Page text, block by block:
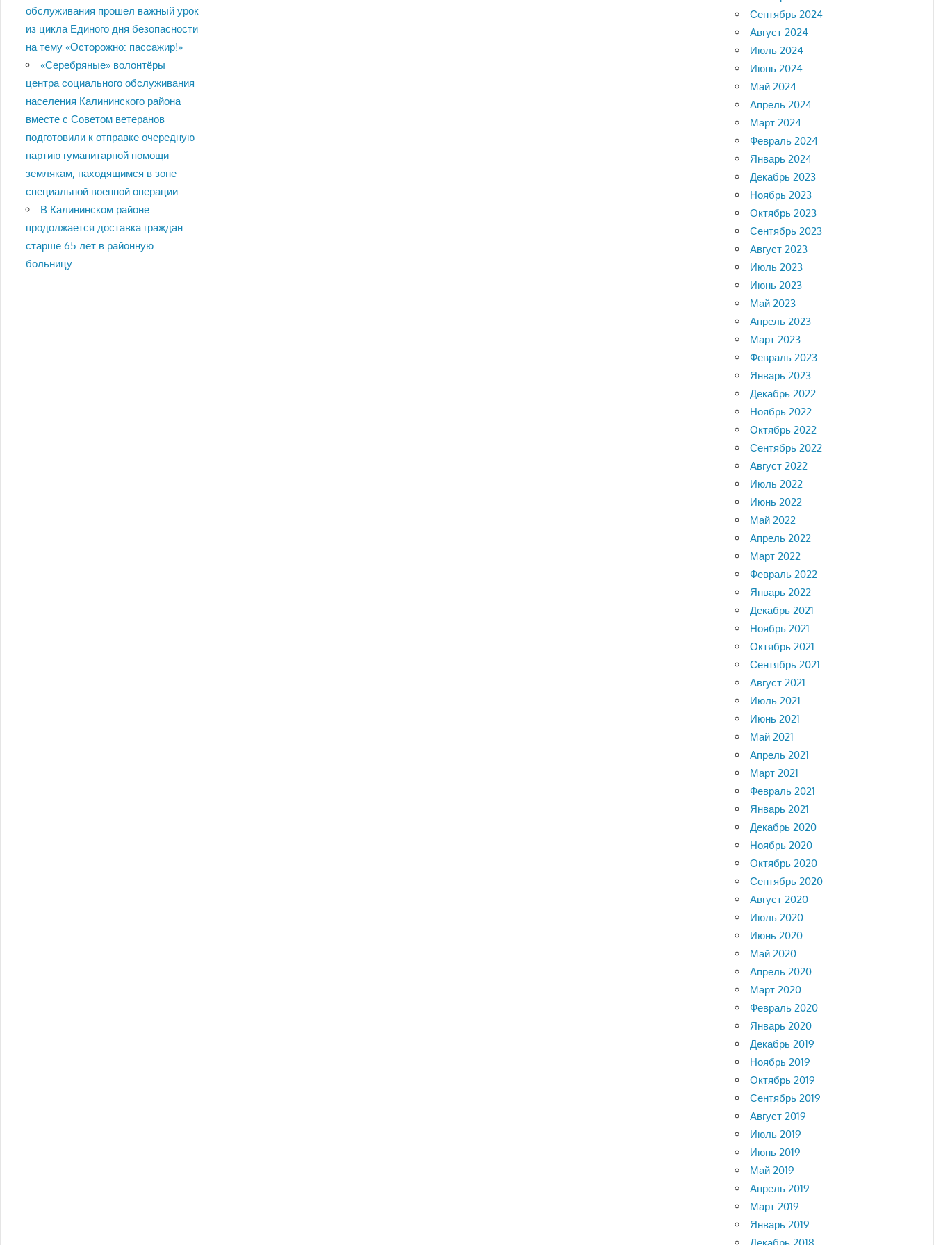
обслуживания прошел важный урок
из цикла Единого дня безопасности
на тему «Осторожно: пассажир!»
«Серебряные» волонтёры
центра социального обслуживания
населения Калининского района
вместе с Советом ветеранов
подготовили к отправке очередную
партию гуманитарной помощи
землякам, находящимся в зоне
специальной военной операции
В Калининском районе
продолжается доставка граждан
старше 65 лет в районную
больницу
Сентябрь 2024
Август 2024
Июль 2024
Июнь 2024
Май 2024
Апрель 2024
Март 2024
Февраль 2024
Январь 2024
Декабрь 2023
Ноябрь 2023
Октябрь 2023
Сентябрь 2023
Август 2023
Июль 2023
Июнь 2023
Май 2023
Апрель 2023
Март 2023
Февраль 2023
Январь 2023
Декабрь 2022
Ноябрь 2022
Октябрь 2022
Сентябрь 2022
Август 2022
Июль 2022
Июнь 2022
Май 2022
Апрель 2022
Март 2022
Февраль 2022
Январь 2022
Декабрь 2021
Ноябрь 2021
Октябрь 2021
Сентябрь 2021
Август 2021
Июль 2021
Июнь 2021
Май 2021
Апрель 2021
Март 2021
Февраль 2021
Январь 2021
Декабрь 2020
Ноябрь 2020
Октябрь 2020
Сентябрь 2020
Август 2020
Июль 2020
Июнь 2020
Май 2020
Апрель 2020
Март 2020
Февраль 2020
Январь 2020
Декабрь 2019
Ноябрь 2019
Октябрь 2019
Сентябрь 2019
Август 2019
Июль 2019
Июнь 2019
Май 2019
Апрель 2019
Март 2019
Январь 2019
Декабрь 2018